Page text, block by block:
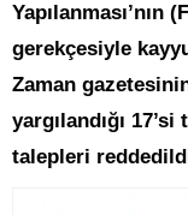
Yapılanması’nın
gerekçesiyle
Zaman
yargılandığı
talepleri